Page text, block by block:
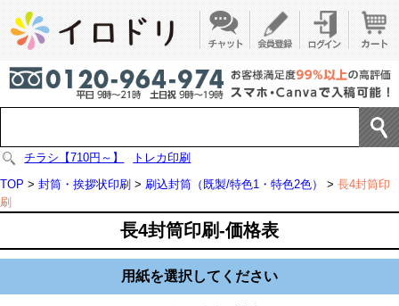
チラシ【710円～】
トレカ印刷
TOP > 封筒・挨拶状印刷 > 刷込封筒（既製/特色1・特色2色） > 長4封筒印
刷
長4封筒印刷-価格表
用紙を選択してください